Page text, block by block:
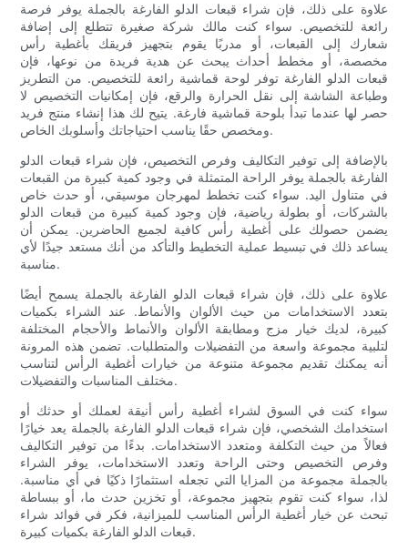
علاوة على ذلك، فإن شراء قبعات الدلو الفارغة بالجملة يوفر فرصة
رائعة للتخصيص. سواء كنت مالك شركة صغيرة تتطلع إلى إضافة
شعارك إلى القبعات، أو مدربًا يقوم بتجهيز فريقك بأغطية رأس
مخصصة، أو مخطط أحداث يبحث عن هدية فريدة من نوعها، فإن
قبعات الدلو الفارغة توفر لوحة قماشية رائعة للتخصيص. من التطريز
وطباعة الشاشة إلى نقل الحرارة والرقع، فإن إمكانيات التخصيص لا
حصر لها عندما تبدأ بلوحة قماشية فارغة. يتيح لك هذا إنشاء منتج فريد
ومخصص حقًا يناسب احتياجاتك وأسلوبك الخاص.
بالإضافة إلى توفير التكاليف وفرص التخصيص، فإن شراء قبعات الدلو
الفارغة بالجملة يوفر الراحة المتمثلة في وجود كمية كبيرة من القبعات
في متناول اليد. سواء كنت تخطط لمهرجان موسيقي، أو حدث خاص
بالشركات، أو بطولة رياضية، فإن وجود كمية كبيرة من قبعات الدلو
يضمن حصولك على أغطية رأس كافية لجميع الحاضرين. يمكن أن
يساعد ذلك في تبسيط عملية التخطيط والتأكد من أنك مستعد جيدًا لأي
مناسبة.
علاوة على ذلك، فإن شراء قبعات الدلو الفارغة بالجملة يسمح أيضًا
بتعدد الاستخدامات من حيث الألوان والأنماط. عند الشراء بكميات
كبيرة، لديك خيار مزج ومطابقة الألوان والأنماط والأحجام المختلفة
لتلبية مجموعة واسعة من التفضيلات والمتطلبات. تضمن هذه المرونة
أنه يمكنك تقديم مجموعة متنوعة من خيارات أغطية الرأس لتناسب
مختلف المناسبات والتفضيلات.
سواء كنت في السوق لشراء أغطية رأس أنيقة لعملك أو حدثك أو
استخدامك الشخصي، فإن شراء قبعات الدلو الفارغة بالجملة يعد خيارًا
فعالاً من حيث التكلفة ومتعدد الاستخدامات. بدءًا من توفير التكاليف
وفرص التخصيص وحتى الراحة وتعدد الاستخدامات، يوفر الشراء
بالجملة مجموعة من المزايا التي تجعله استثمارًا ذكيًا في أي مناسبة.
لذا، سواء كنت تقوم بتجهيز مجموعة، أو تخزين حدث ما، أو ببساطة
تبحث عن خيار أغطية الرأس المناسب للميزانية، فكر في فوائد شراء
قبعات الدلو الفارغة بكميات كبيرة.